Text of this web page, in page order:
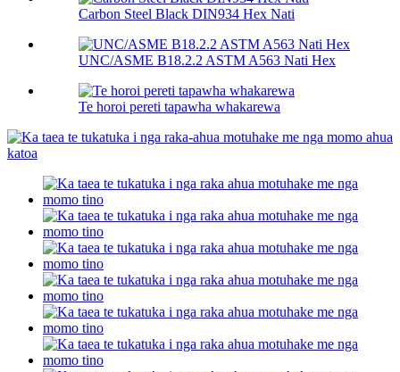
Carbon Steel Black DIN934 Hex Nati
UNC/ASME B18.2.2 ASTM A563 Nati Hex
Te horoi pereti tapawha whakarewa